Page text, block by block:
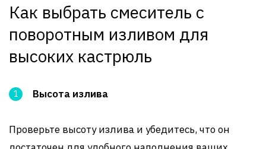
Как выбрать смеситель с
поворотным изливом для
высоких кастрюль
Высота излива
Проверьте высоту излива и убедитесь, что он